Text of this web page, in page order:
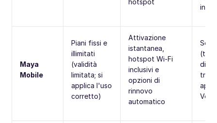
hotspot
Maya
Mobile
Piani fissi e
illimitati
(validità
limitata; si
applica l'uso
corretto)
Attivazione
istantanea,
hotspot Wi-Fi
inclusivi e
opzioni di
rinnovo
automatico
Solo
VoIP)